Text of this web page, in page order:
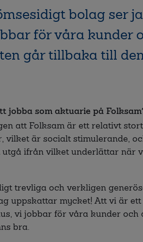
bolag ser
för våra kunder
går tillbaka till
jobba som aktuarie på
att Folksam är ett relativt
vilket är socialt stimulerande,
ifrån vilket underlättar när
trevliga och verkligen
uppskattar mycket! Att vi är
vi jobbar för våra kunder och
bra.